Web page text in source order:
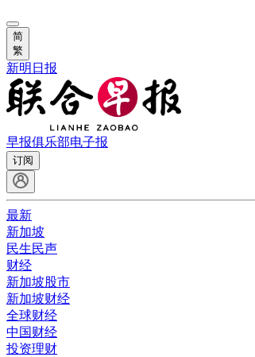
简
繁
新明日报
早报俱乐部电子报
订阅
最新
新加坡
民生民声
财经
新加坡股市
新加坡财经
全球财经
中国财经
投资理财